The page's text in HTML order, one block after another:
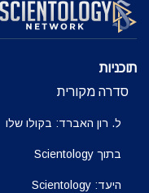
צפה
תוכניות
סדרה מקורית
ל. רון האברד: בקולו שלו
בתוך Scientology
היעד: Scientology